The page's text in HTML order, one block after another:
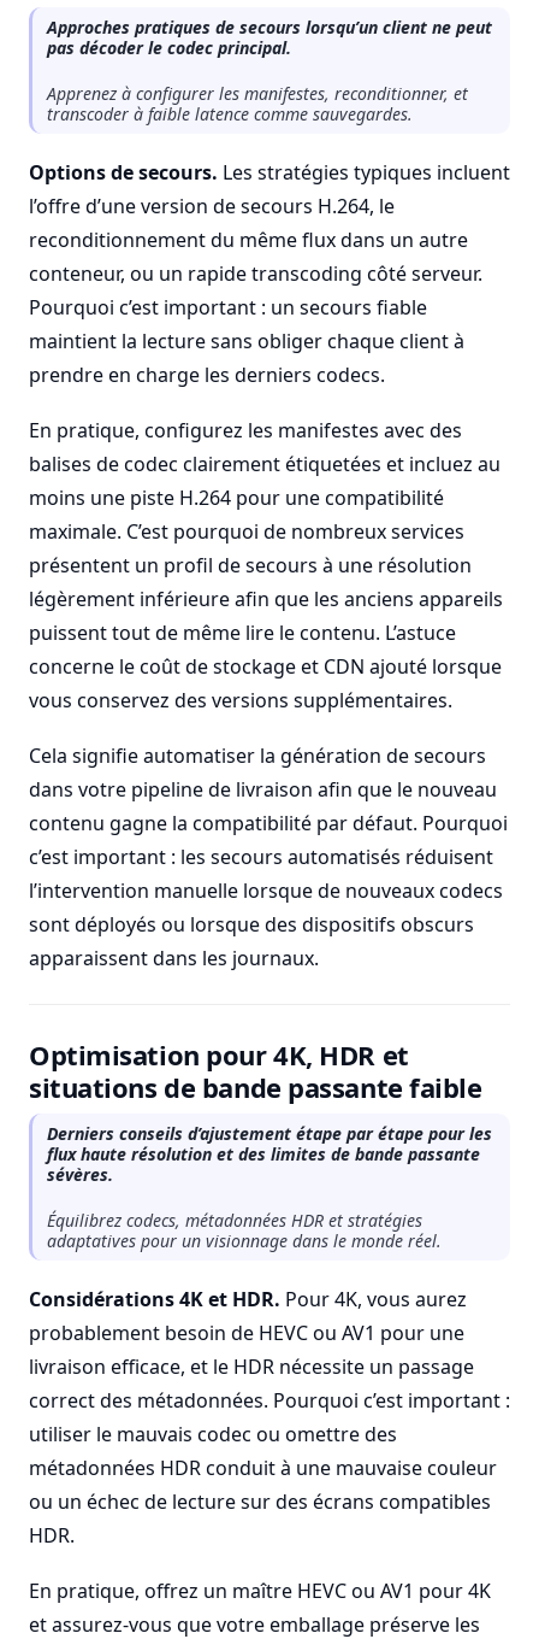
Approches pratiques de secours lorsqu’un client ne peut
pas décoder le codec principal.
Apprenez à configurer les manifestes, reconditionner, et
transcoder à faible latence comme sauvegardes.
Options de secours. Les stratégies typiques incluent
l’offre d’une version de secours H.264, le
reconditionnement du même flux dans un autre
conteneur, ou un rapide transcoding côté serveur.
Pourquoi c’est important : un secours fiable
maintient la lecture sans obliger chaque client à
prendre en charge les derniers codecs.
En pratique, configurez les manifestes avec des
balises de codec clairement étiquetées et incluez au
moins une piste H.264 pour une compatibilité
maximale. C’est pourquoi de nombreux services
présentent un profil de secours à une résolution
légèrement inférieure afin que les anciens appareils
puissent tout de même lire le contenu. L’astuce
concerne le coût de stockage et CDN ajouté lorsque
vous conservez des versions supplémentaires.
Cela signifie automatiser la génération de secours
dans votre pipeline de livraison afin que le nouveau
contenu gagne la compatibilité par défaut. Pourquoi
c’est important : les secours automatisés réduisent
l’intervention manuelle lorsque de nouveaux codecs
sont déployés ou lorsque des dispositifs obscurs
apparaissent dans les journaux.
Optimisation pour 4K, HDR et
situations de bande passante faible
Derniers conseils d’ajustement étape par étape pour les
flux haute résolution et des limites de bande passante
sévères.
Équilibrez codecs, métadonnées HDR et stratégies
adaptatives pour un visionnage dans le monde réel.
Considérations 4K et HDR. Pour 4K, vous aurez
probablement besoin de HEVC ou AV1 pour une
livraison efficace, et le HDR nécessite un passage
correct des métadonnées. Pourquoi c’est important :
utiliser le mauvais codec ou omettre des
métadonnées HDR conduit à une mauvaise couleur
ou un échec de lecture sur des écrans compatibles
HDR.
En pratique, offrez un maître HEVC ou AV1 pour 4K
et assurez-vous que votre emballage préserve les